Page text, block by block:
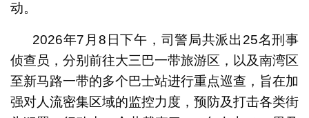
动。
2026年7月8日下午，司警局共派出25名刑事
侦查员，分别前往大三巴一带旅游区，以及南湾区
至新马路一带的多个巴士站进行重点巡查，旨在加
强对人流密集区域的监控力度，预防及打击各类街